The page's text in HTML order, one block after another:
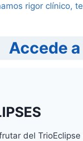
rigor clínico,
Accede
del